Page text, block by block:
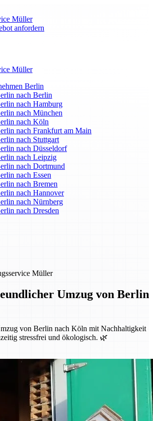
Müller
anfordern
Müller
Berlin
nach Berlin
nach Hamburg
nach München
nach Köln
nach Frankfurt am Main
nach Stuttgart
nach Düsseldorf
nach Leipzig
nach Dortmund
nach Essen
nach Bremen
nach Hannover
nach Nürnberg
nach Dresden
Müller
Umzug von Berlin
von Berlin nach Köln mit Nachhaltigkeit
stressfrei und ökologisch. 🌿